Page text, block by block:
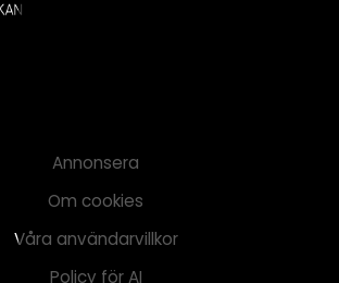
Annonsera
Om cookies
Våra användarvillkor
Policy för AI